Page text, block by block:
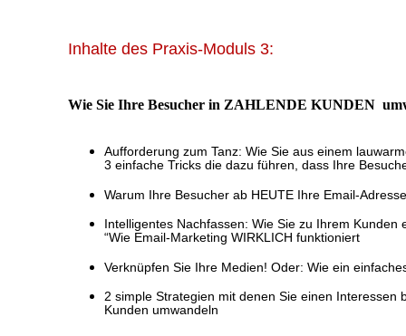
Inhalte des Praxis-Moduls 3:
Wie Sie Ihre Besucher in ZAHLENDE KUNDEN
Aufforderung zum Tanz: Wie Sie aus einem
3 einfache Tricks die dazu führen, dass Ihre
Warum Ihre Besucher ab HEUTE Ihre Email-
Intelligentes Nachfassen: Wie Sie zu Ihrem
“Wie Email-Marketing WIRKLICH funktioniert
Verknüpfen Sie Ihre Medien! Oder: Wie ein
2 simple Strategien mit denen Sie einen Interessen
Kunden umwandeln